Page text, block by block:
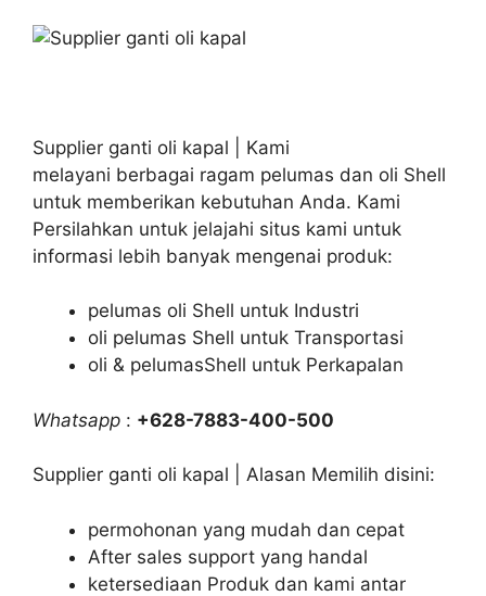
Supplier ganti oli kapal | Kami
melayani berbagai ragam pelumas dan oli Shell
untuk memberikan kebutuhan Anda. Kami
Persilahkan untuk jelajahi situs kami untuk
informasi lebih banyak mengenai produk:
pelumas oli Shell untuk Industri
oli pelumas Shell untuk Transportasi
oli & pelumasShell untuk Perkapalan
Whatsapp : +628-7883-400-500
Supplier ganti oli kapal | Alasan Memilih disini:
permohonan yang mudah dan cepat
After sales support yang handal
ketersediaan Produk dan kami antar